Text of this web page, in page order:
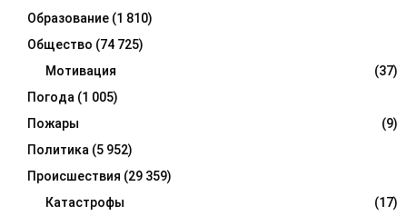
Образование (1 810)
Общество (74 725)
Мотивация
(37)
Погода (1 005)
Пожары
(9)
Политика (5 952)
Происшествия (29 359)
Катастрофы
(17)